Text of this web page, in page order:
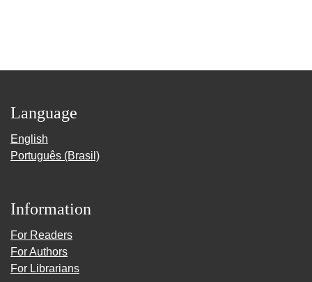
Language
English
Português (Brasil)
Information
For Readers
For Authors
For Librarians